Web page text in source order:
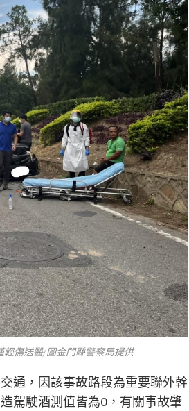
傷送醫/圖金門縣警察局提供
通，因該事故路段為重要聯外幹
駕駛酒測值皆為0，有關事故肇